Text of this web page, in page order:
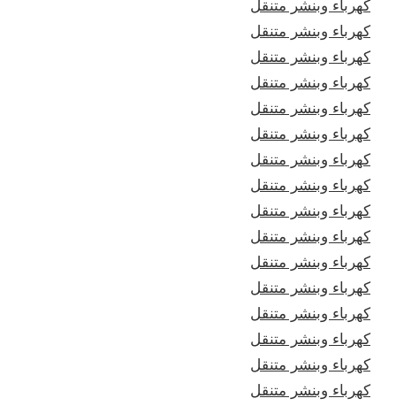
كهرباء وبنشر متنقل
كهرباء وبنشر متنقل
كهرباء وبنشر متنقل
كهرباء وبنشر متنقل
كهرباء وبنشر متنقل
كهرباء وبنشر متنقل
كهرباء وبنشر متنقل
كهرباء وبنشر متنقل
كهرباء وبنشر متنقل
كهرباء وبنشر متنقل
كهرباء وبنشر متنقل
كهرباء وبنشر متنقل
كهرباء وبنشر متنقل
كهرباء وبنشر متنقل
كهرباء وبنشر متنقل
كهرباء وبنشر متنقل